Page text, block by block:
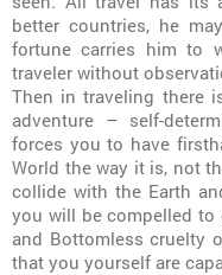
better countries, he
fortune carries him to
traveler without
Then in traveling there
adventure – self-
forces you to have
World the way it is, not
collide with the Earth
you will be compelled to
and Bottomless cruelty
that you yourself are